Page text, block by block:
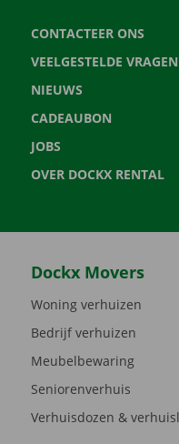
CONTACTEER ONS
VEELGESTELDE VRAGEN
NIEUWS
CADEAUBON
JOBS
OVER DOCKX RENTAL
Dockx Movers
Woning verhuizen
Bedrijf verhuizen
Meubelbewaring
Seniorenverhuis
Verhuisdozen &